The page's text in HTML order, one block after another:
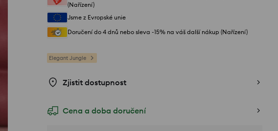
(Nařízení)
Jsme z Evropské unie
Doručení do 4 dnů nebo sleva -15% na váš další nákup (Nařízení)
Elegant Jungle
Zjistit dostupnost
Cena a doba doručení